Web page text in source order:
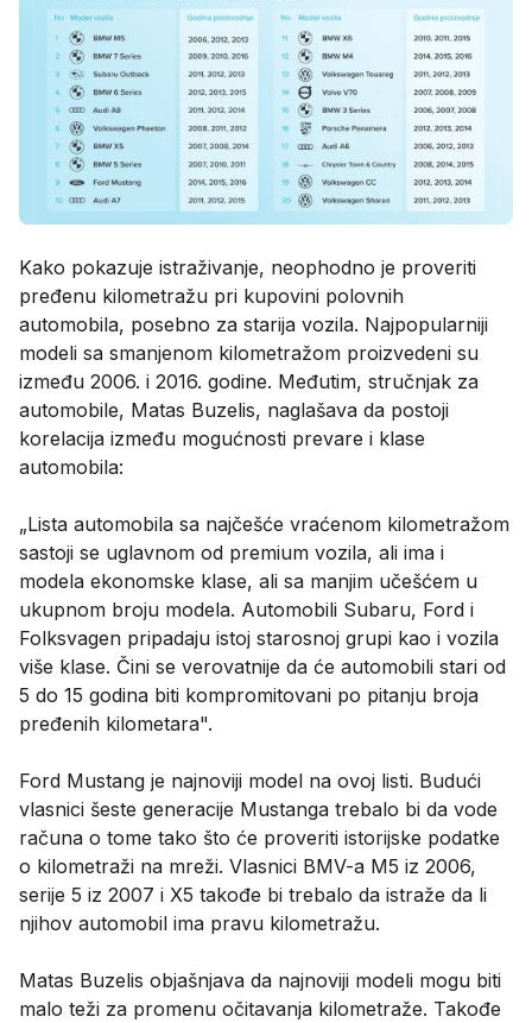
Kako pokazuje istraživanje, neophodno je proveriti
pređenu kilometražu pri kupovini polovnih
automobila, posebno za starija vozila. Najpopularniji
modeli sa smanjenom kilometražom proizvedeni su
između 2006. i 2016. godine. Međutim, stručnjak za
automobile, Matas Buzelis, naglašava da postoji
korelacija između mogućnosti prevare i klase
automobila:
„Lista automobila sa najčešće vraćenom kilometražom
sastoji se uglavnom od premium vozila, ali ima i
modela ekonomske klase, ali sa manjim učešćem u
ukupnom broju modela. Automobili Subaru, Ford i
Folksvagen pripadaju istoj starosnoj grupi kao i vozila
više klase. Čini se verovatnije da će automobili stari od
5 do 15 godina biti kompromitovani po pitanju broja
pređenih kilometara".
Ford Mustang je najnoviji model na ovoj listi. Budući
vlasnici šeste generacije Mustanga trebalo bi da vode
računa o tome tako što će proveriti istorijske podatke
o kilometraži na mreži. Vlasnici BMV-a M5 iz 2006,
serije 5 iz 2007 i X5 takođe bi trebalo da istraže da li
njihov automobil ima pravu kilometražu.
Matas Buzelis objašnjava da najnoviji modeli mogu biti
malo teži za promenu očitavanja kilometraže. Takođe